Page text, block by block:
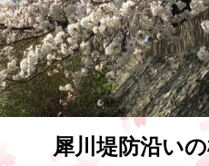
犀川堤防沿い